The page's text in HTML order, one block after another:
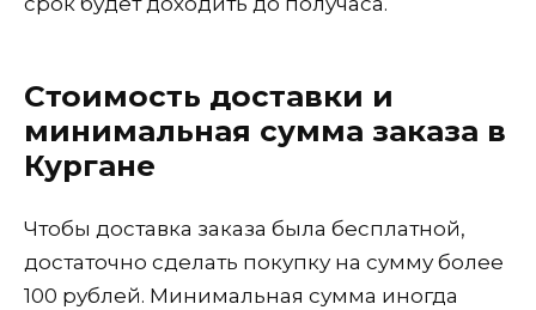
Стоимость доставки и
минимальная сумма заказа в
Кургане
Чтобы доставка заказа была бесплатной,
достаточно сделать покупку на сумму более
100 рублей. Минимальная сумма иногда